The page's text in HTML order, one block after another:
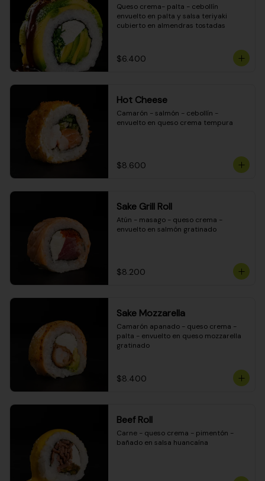
Queso crema- palta - cebollín
envuelto en palta y salsa teriyaki
cubierto en almendras tostadas
$6.400
Hot Cheese
Camarón - salmón - cebollín -
envuelto en queso crema tempura
$8.600
Sake Grill Roll
Atún - masago - queso crema -
envuelto en salmón gratinado
$8.200
Sake Mozzarella
Camarón apanado - queso crema -
palta - envuelto en queso mozzarella
gratinado
$8.400
Beef Roll
Carne - queso crema - pimentón -
bañado en salsa huancaína